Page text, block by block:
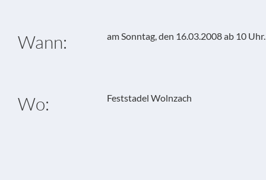
Wann: am Sonntag, den 16.03.2008 ab 10 Uhr.
Wo: Feststadel Wolnzach